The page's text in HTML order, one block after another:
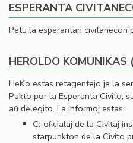
ESPERANTA
Petu la esperantan civitanecon
HEROLDO KOMUNIKAS
HeKo estas retagentejo je la
Pakto por la Esperanta Civito,
aŭ delegito. La informoj estas:
C: oﬁcialaj de la Civitaj
starpunkton de la Civito